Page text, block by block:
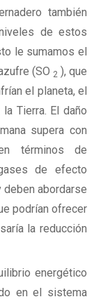
también
de estos
le sumamos el
(SO 2 ), que
el planeta, el
Tierra. El daño
supera con
términos de
de efecto
deben abordarse
podrían ofrecer
la reducción
energético
en el sistema